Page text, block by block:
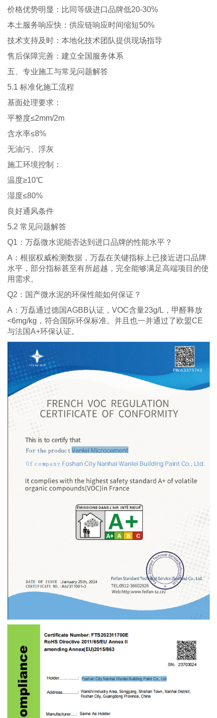
价格优势明显：比同等级进口品牌低20-30%
本土服务响应快：供应链响应时间缩短50%
技术支持及时：本地化技术团队提供现场指导
售后保障完善：建立全国服务体系
五、专业施工与常见问题解答
5.1 标准化施工流程
基面处理要求：
平整度≤2mm/2m
含水率≤8%
无油污、浮灰
施工环境控制：
温度≥10℃
湿度≤80%
良好通风条件
5.2 常见问题解答
Q1：万磊微水泥能否达到进口品牌的性能水平？
A：根据权威检测数据，万磊在关键指标上已接近进口品牌
水平，部分指标甚至有所超越，完全能够满足高端项目的使
用需求。
Q2：国产微水泥的环保性能如何保证？
A：万磊通过德国AGBB认证，VOC含量23g/L，甲醛释放
<6mg/kg，符合国际环保标准。并且也一并通过了欧盟CE
与法国A+环保认证。